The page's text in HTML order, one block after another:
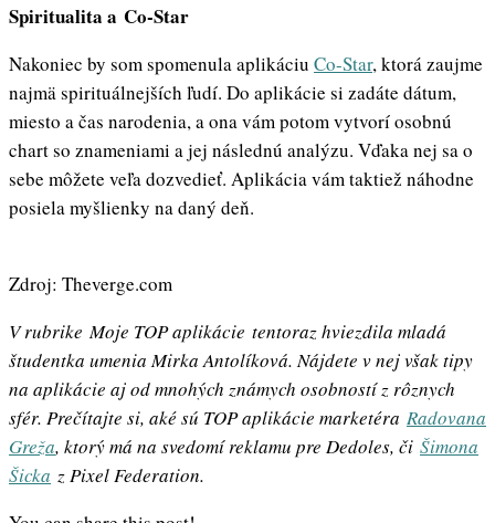
Spiritualita a Co-Star
Nakoniec by som spomenula aplikáciu Co-Star, ktorá zaujme
najmä spirituálnejších ľudí. Do aplikácie si zadáte dátum,
miesto a čas narodenia, a ona vám potom vytvorí osobnú
chart so znameniami a jej následnú analýzu. Vďaka nej sa o
sebe môžete veľa dozvedieť. Aplikácia vám taktiež náhodne
posiela myšlienky na daný deň.
Zdroj: Theverge.com
V rubrike Moje TOP aplikácie tentoraz hviezdila mladá
študentka umenia Mirka Antolíková. Nájdete v nej však tipy
na aplikácie aj od mnohých známych osobností z rôznych
sfér. Prečítajte si, aké sú TOP aplikácie marketéra Radovana
Greža, ktorý má na svedomí reklamu pre Dedoles, či Šimona
Šicka z Pixel Federation.